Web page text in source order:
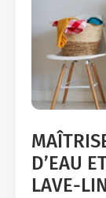
D’EAU
LAVE-